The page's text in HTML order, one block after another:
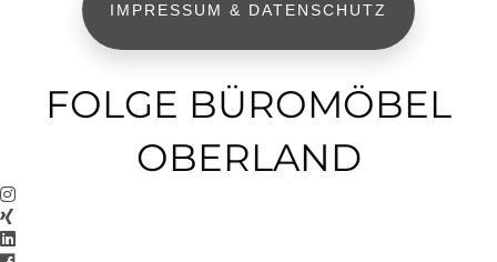
IMPRESSUM & DATENSCHUTZ
FOLGE BÜROMÖBEL
OBERLAND